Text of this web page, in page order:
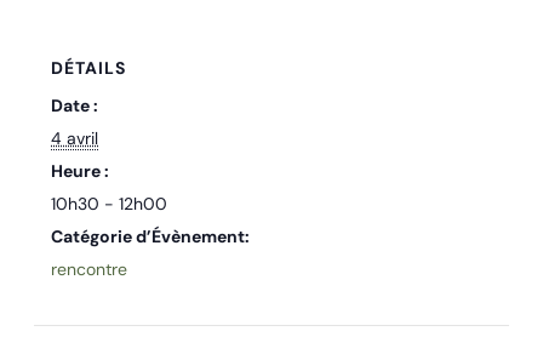
DÉTAILS
Date :
4 avril
Heure :
10h30 - 12h00
Catégorie d’Évènement:
rencontre